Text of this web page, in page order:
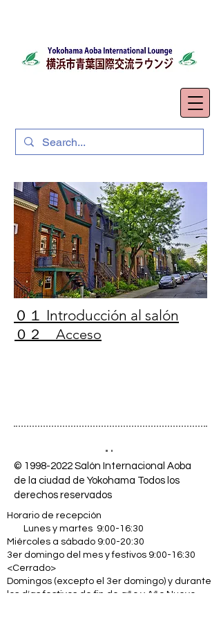
​０１ Introducción al salón
０２ Acceso
© 1998-2022 Salón Internacional Aoba
de la ciudad de Yokohama Todos los
derechos reservados
Horario de recepción
Lunes y martes 9:00-16:30
Miércoles a sábado 9:00-20:30
3er domingo del mes y festivos 9:00-16:30
<Cerrado>
Domingos (excepto el 3er domingo) y durante
los días festivos de fin de año y Año Nuevo.